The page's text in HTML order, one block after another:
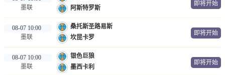
墨联
阿斯特罗斯
即将开始
08-07 10:00
墨联
桑托斯圣路易斯
坎昆卡罗
即将开始
08-07 10:00
墨联
银色巨狼
墨西卡利
即将开始